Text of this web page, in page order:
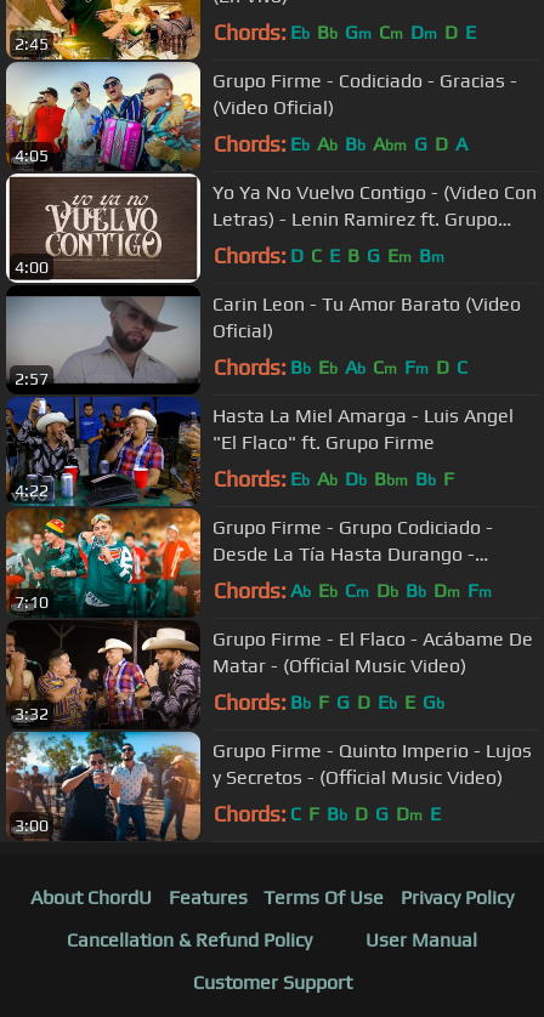
2:45 Chords: Eb Bb Gm Cm Dm D E
4:05
Grupo Firme - Codiciado - Gracias -
(Video Oficial)
Chords: Eb Ab Bb Abm G D A
4:00
Yo Ya No Vuelvo Contigo - (Video Con
Letras) - Lenin Ramirez ft. Grupo
Firme
Chords: D C E B G Em Bm
2:57
Carin Leon - Tu Amor Barato (Video
Oficial)
Chords: Bb Eb Ab Cm Fm D C
4:22
Hasta La Miel Amarga - Luis Angel
"El Flaco" ft. Grupo Firme
Chords: Eb Ab Db Bbm Bb F
7:10
Grupo Firme - Grupo Codiciado -
Desde La Tía Hasta Durango -
(Official Video)
Chords: Ab Eb Cm Db Bb Dm Fm
3:32
Grupo Firme - El Flaco - Acábame De
Matar - (Official Music Video)
Chords: Bb F G D Eb E Gb
3:00
Grupo Firme - Quinto Imperio - Lujos
y Secretos - (Official Music Video)
Chords: C F Bb D G Dm E
About ChordU Features Terms Of Use
Privacy Policy
Cancellation & Refund Policy
User Manual
Customer Support